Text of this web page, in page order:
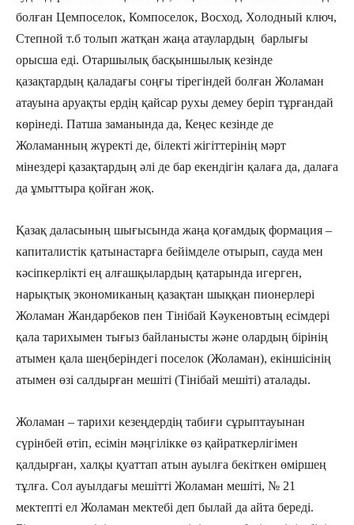
болған Цемпоселок, Компоселок, Восход, Холодный ключ,
Степной т.б толып жатқан жаңа атаулардың барлығы
орысша еді. Отаршылық басқыншылық кезінде
қазақтардың қаладағы соңғы тірегіндей болған Жоламан
атауына аруақты ердің қайсар рухы демеу беріп тұрғандай
көрінеді. Патша заманында да, Кеңес кезінде де
Жоламанның жүректі де, білекті жігіттерінің мәрт
мінездері қазақтардың әлі де бар екендігін қалаға да, далаға
да ұмыттыра қойған жоқ.
Қазақ даласының шығысында жаңа қоғамдық формация –
капиталистік қатынастарға бейімделе отырып, сауда мен
кәсіпкерлікті ең алғашқылардың қатарында игерген,
нарықтық экономиканың қазақтан шыққан пионерлері
Жоламан Жандарбеков пен Тінібай Кәукеновтың есімдері
қала тарихымен тығыз байланысты және олардың бірінің
атымен қала шеңберіндегі поселок (Жоламан), екіншісінің
атымен өзі салдырған мешіті (Тінібай мешіті) аталады.
Жоламан – тарихи кезеңдердің табиғи сұрыптауынан
сүрінбей өтіп, есімін мәңгілікке өз қайраткерлігімен
қалдырған, халқы қуаттап атын ауылға бекіткен өміршең
тұлға. Сол ауылдағы мешітті Жоламан мешіті, № 21
мектепті ел Жоламан мектебі деп былай да айта береді.